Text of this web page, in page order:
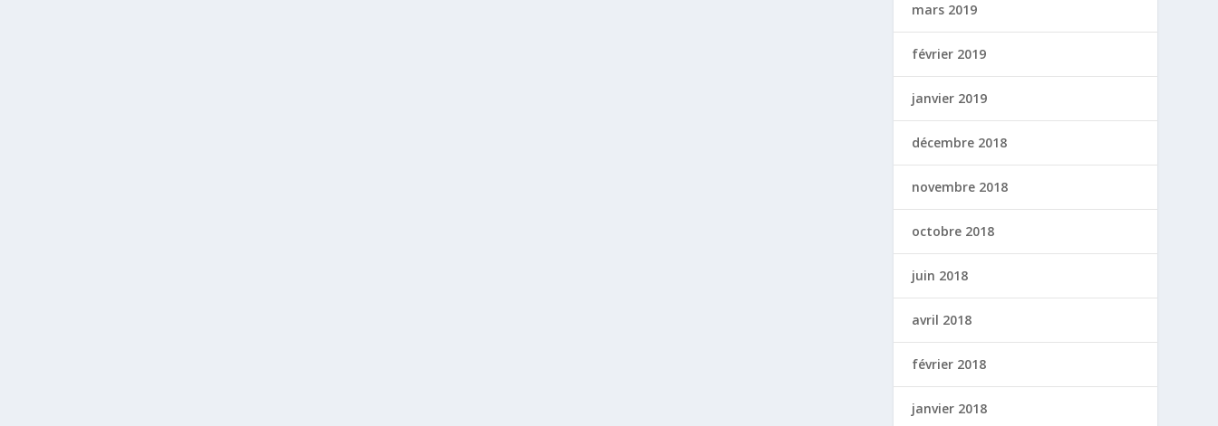
mars 2019
février 2019
janvier 2019
décembre 2018
novembre 2018
octobre 2018
juin 2018
avril 2018
février 2018
janvier 2018